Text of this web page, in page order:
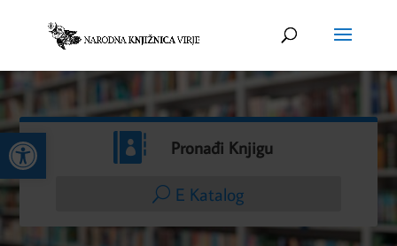
Open toolbar  Pronađi Knjigu
E Katalog